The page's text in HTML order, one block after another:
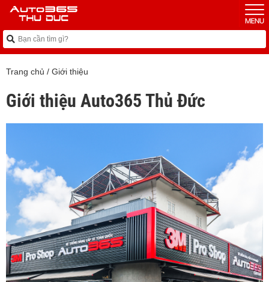
Trang chủ / Giới thiệu
Giới thiệu Auto365 Thủ Đức